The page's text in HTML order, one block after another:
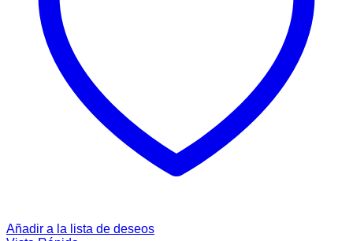
Añadir a la lista de deseos